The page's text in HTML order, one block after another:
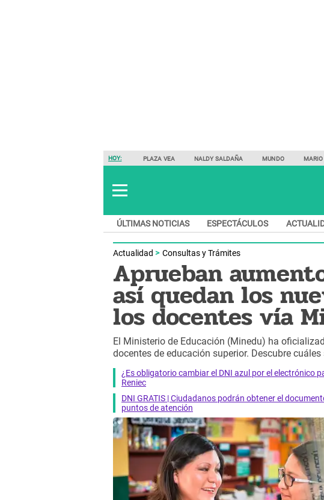
HOY: PLAZA VEA NALDY SALDAÑA MUNDO
ÚLTIMAS NOTICIAS ESPECTÁCULOS
Actualidad Consultas y Trámites
Aprueban
así quedan los
los docentes vía
El Ministerio de Educación (Minedu) ha
docentes de educación superior. Descubre
¿Es obligatorio cambiar el DNI azul por el electrónico
Reniec
DNI GRATIS | Ciudadanos podrán obtener el
puntos de atención